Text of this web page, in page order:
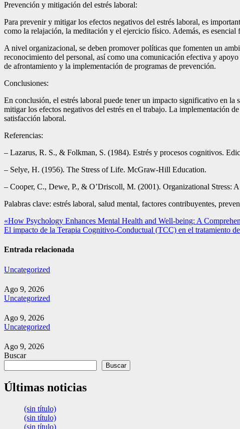
Prevención y mitigación del estrés laboral:
Para prevenir y mitigar los efectos negativos del estrés laboral, es
como la relajación, la meditación y el ejercicio físico. Además, es
A nivel organizacional, se deben promover políticas que fomenten un
reconocimiento del personal, así como una comunicación efectiva y
de afrontamiento y la implementación de programas de prevención.
Conclusiones:
En conclusión, el estrés laboral puede tener un impacto significativo en
mitigar los efectos negativos del estrés en el trabajo. La implementación
satisfacción laboral.
Referencias:
– Lazarus, R. S., & Folkman, S. (1984). Estrés y procesos cognitivos.
– Selye, H. (1956). The Stress of Life. McGraw-Hill Education.
– Cooper, C., Dewe, P., & O’Driscoll, M. (2001). Organizational Stress:
Palabras clave: estrés laboral, salud mental, factores contribuyentes,
Navegación
de
entradas
«How Psychology Enhances Mental Health and Well-being: A
El impacto de la Terapia Cognitivo-Conductual (TCC) en el tratamiento
Entrada relacionada
Uncategorized
Ago 9, 2026
Uncategorized
Ago 9, 2026
Uncategorized
Ago 9, 2026
Buscar
Buscar
Últimas noticias
(sin título)
(sin título)
(sin título)